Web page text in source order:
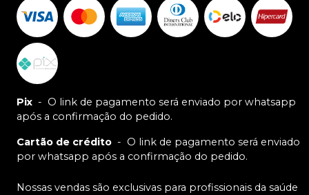
Pix - O link de pagamento será enviado por whatsapp
após a confirmação do pedido.
Cartão de crédito - O link de pagamento será enviado
por whatsapp após a confirmação do pedido.
Nossas vendas são exclusivas para profissionais da saúde